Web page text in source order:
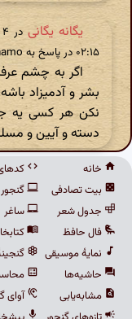
یگانه یگانی
۰۲:۱۵ در پاسخ به hamo
اگر به چشم
بشر و آدمیزاد
نکن هر کسی یه
دسته و آیین و
خانه
بیت تصادفی
جدول شعر
فال حافظ
نمایهٔ موسیقی
حاشیه‌ها
مشابه‌یابی
ساغر
آوای